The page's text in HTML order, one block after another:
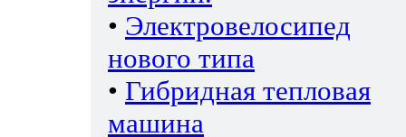
• Электровелосипед
нового типа
• Гибридная тепловая
машина